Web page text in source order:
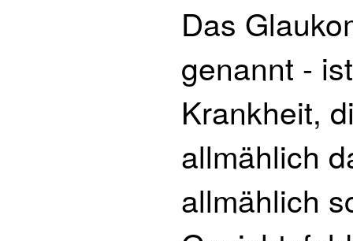
Das
genannt -
Krankheit,
allmählich
allmählich